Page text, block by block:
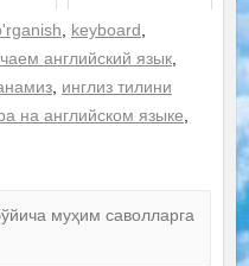
, keyboard,
английский язык,
, инглиз тилини
на английском языке,
муҳим саволларга